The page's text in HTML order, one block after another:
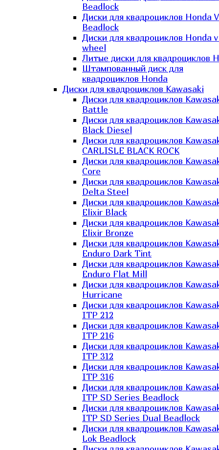
Beadlock
Диски для квадроциклов Honda
Beadlock
Диски для квадроциклов Honda
wheel
Литые диски для квадроциклов
Штампованный диск для
квадроциклов Honda
Диски для квадроциклов Kawasaki
Диски для квадроциклов
Battle
Диски для квадроциклов
Black Diesel
Диски для квадроциклов
CARLISLE BLACK ROCK
Диски для квадроциклов
Core
Диски для квадроциклов
Delta Steel
Диски для квадроциклов
Elixir Black
Диски для квадроциклов
Elixir Bronze
Диски для квадроциклов
Enduro Dark Tint
Диски для квадроциклов
Enduro Flat Mill
Диски для квадроциклов
Hurricane
Диски для квадроциклов
ITP 212
Диски для квадроциклов
ITP 216
Диски для квадроциклов
ITP 312
Диски для квадроциклов
ITP 316
Диски для квадроциклов
ITP SD Series Beadlock
Диски для квадроциклов
ITP SD Series Dual Beadlock
Диски для квадроциклов
Lok Beadlock